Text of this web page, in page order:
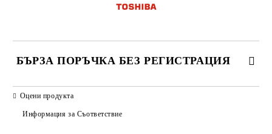
БЪРЗА ПОРЪЧКА БЕЗ РЕГИСТРАЦИЯ
Оцени продукта
Информация за Съответствие